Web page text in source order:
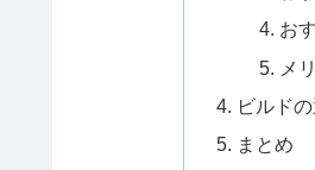
お
メ
ビルド
まとめ